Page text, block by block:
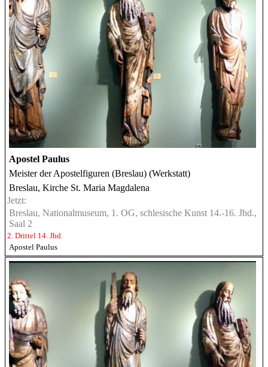
Apostel Paulus
Meister der Apostelfiguren (Breslau) (Werkstatt)
Breslau, Kirche St. Maria Magdalena
Jetzt:
Breslau, Nationalmuseum, 1. OG, schlesische Kunst 14.-16. Jhd.,
Saal 2
2. Drittel 14. Jhd.
Apostel Paulus